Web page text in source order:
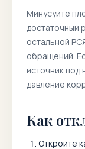
Минусуйте
достаточный
остальной
обращений.
источник под
давление
Как
Откройте